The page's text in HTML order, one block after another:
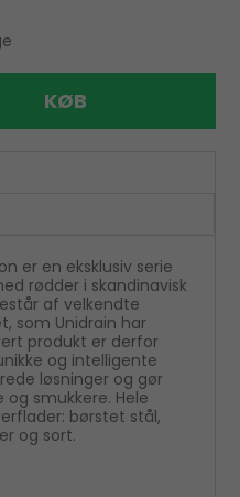
KØB
er en eksklusiv serie
rødder i skandinavisk
af velkendte
som Unidrain har
produkt er derfor
og intelligente
løsninger og gør
smukkere. Hele
børstet stål,
og sort.